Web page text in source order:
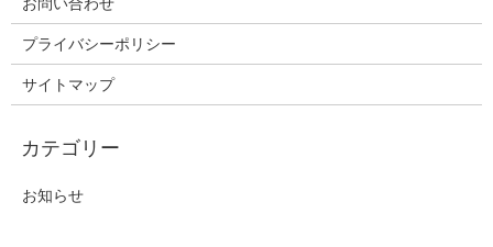
プライバシーポリシー
サイトマップ
お知らせ